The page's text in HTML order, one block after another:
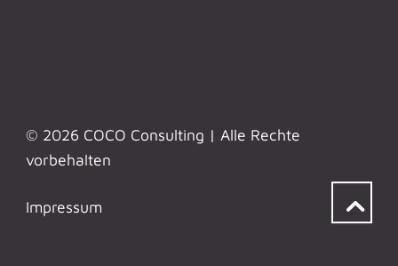
© 2026 COCO Consulting | Alle Rechte
vorbehalten
Impressum